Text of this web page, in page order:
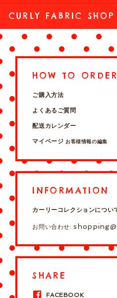
CURLY FABRIC SHOP
HOW TO ORDER
ご購入方法
よくあるご質問
配送カレンダー
マイページ お客様情報の編集
INFORMATION
カーリーコレクションについ
お問い合わせ:
SHARE
FACEBOOK